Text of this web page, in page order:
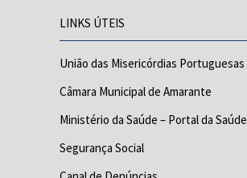
LINKS ÚTEIS
União das Misericórdias Portuguesas
Câmara Municipal de Amarante
Ministério da Saúde – Portal da Saúde
Segurança Social